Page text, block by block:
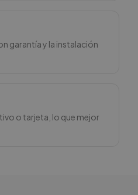
garantía y la instalación
o tarjeta, lo que mejor